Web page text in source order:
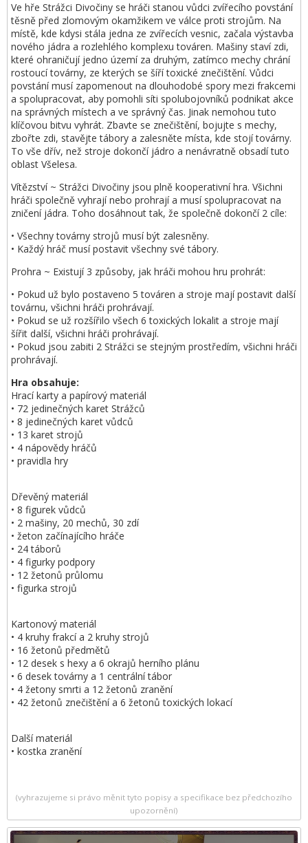
Ve hře Strážci Divočiny se hráči stanou vůdci zvířecího povstání
těsně před zlomovým okamžikem ve válce proti strojům. Na
místě, kde kdysi stála jedna ze zvířecích vesnic, začala výstavba
nového jádra a rozlehlého komplexu továren. Mašiny staví zdi,
které ohraničují jedno území za druhým, zatímco mechy chrání
rostoucí továrny, ze kterých se šíří toxické znečištění. Vůdci
povstání musí zapomenout na dlouhodobé spory mezi frakcemi
a spolupracovat, aby pomohli síti spolubojovníků podnikat akce
na správných místech a ve správný čas. Jinak nemohou tuto
klíčovou bitvu vyhrát. Zbavte se znečištění, bojujte s mechy,
zbořte zdi, stavějte tábory a zalesněte místa, kde stojí továrny.
To vše dřív, než stroje dokončí jádro a nenávratně obsadí tuto
oblast Všelesa.
Vítězství ~ Strážci Divočiny jsou plně kooperativní hra. Všichni
hráči společně vyhrají nebo prohrají a musí spolupracovat na
zničení jádra. Toho dosáhnout tak, že společně dokončí 2 cíle:
• Všechny továrny strojů musí být zalesněny.
• Každý hráč musí postavit všechny své tábory.
Prohra ~ Existují 3 způsoby, jak hráči mohou hru prohrát:
• Pokud už bylo postaveno 5 továren a stroje mají postavit další
továrnu, všichni hráči prohrávají.
• Pokud se už rozšířilo všech 6 toxických lokalit a stroje mají
šířit další, všichni hráči prohrávají.
• Pokud jsou zabiti 2 Strážci se stejným prostředím, všichni hráči
prohrávají.
Hra obsahuje:
Hrací karty a papírový materiál
• 72 jedinečných karet Strážců
• 8 jedinečných karet vůdců
• 13 karet strojů
• 4 nápovědy hráčů
• pravidla hry
Dřevěný materiál
• 8 figurek vůdců
• 2 mašiny, 20 mechů, 30 zdí
• žeton začínajícího hráče
• 24 táborů
• 4 figurky podpory
• 12 žetonů průlomu
• figurka strojů
Kartonový materiál
• 4 kruhy frakcí a 2 kruhy strojů
• 16 žetonů předmětů
• 12 desek s hexy a 6 okrajů herního plánu
• 6 desek továrny a 1 centrální tábor
• 4 žetony smrti a 12 žetonů zranění
• 42 žetonů znečištění a 6 žetonů toxických lokací
Další materiál
• kostka zranění
(vyhrazujeme si právo měnit tyto popisy a specifikace bez předchozího
upozornění)